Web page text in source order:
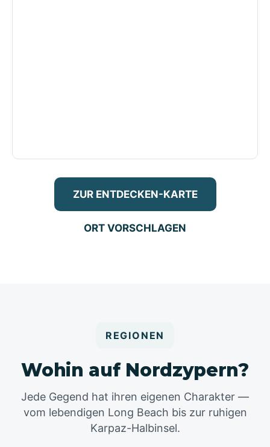
ZUR ENTDECKEN-KARTE
ORT VORSCHLAGEN
REGIONEN
Wohin auf Nordzypern?
Jede Gegend hat ihren eigenen Charakter —
vom lebendigen Long Beach bis zur ruhigen
Karpaz-Halbinsel.